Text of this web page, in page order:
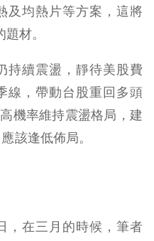
及均熱片等方案，這將
材。
持續震盪，靜待美股費
線，帶動台股重回多頭
機率維持震盪格局，建
該逢低佈局。
，在三月的時候，筆者